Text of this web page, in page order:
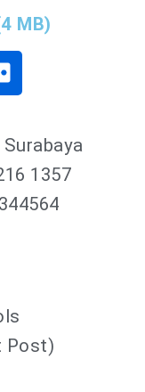
MB)
1357
Post)